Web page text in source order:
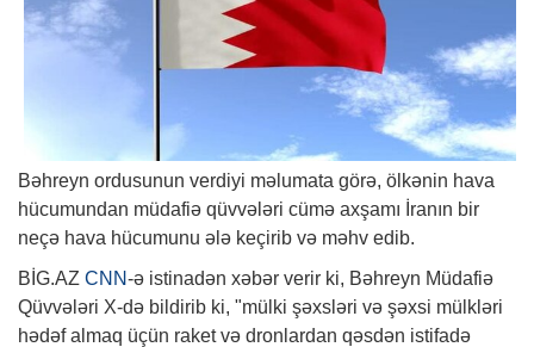
Bəhreyn ordusunun verdiyi məlumata görə, ölkənin hava
hücumundan müdafiə qüvvələri cümə axşamı İranın bir
neçə hava hücumunu ələ keçirib və məhv edib.
BİG.AZ CNN-ə istinadən xəbər verir ki, Bəhreyn Müdafiə
Qüvvələri X-də bildirib ki, "mülki şəxsləri və şəxsi mülkləri
hədəf almaq üçün raket və dronlardan qəsdən istifadə